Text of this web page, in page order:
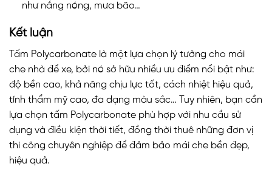
như nắng nóng, mưa bão…
Kết luận
Tấm Polycarbonate là một lựa chọn lý tưởng cho mái
che nhà để xe, bởi nó sở hữu nhiều ưu điểm nổi bật như:
độ bền cao, khả năng chịu lực tốt, cách nhiệt hiệu quả,
tính thẩm mỹ cao, đa dạng màu sắc… Tuy nhiên, bạn cần
lựa chọn tấm Polycarbonate phù hợp với nhu cầu sử
dụng và điều kiện thời tiết, đồng thời thuê những đơn vị
thi công chuyên nghiệp để đảm bảo mái che bền đẹp,
hiệu quả.